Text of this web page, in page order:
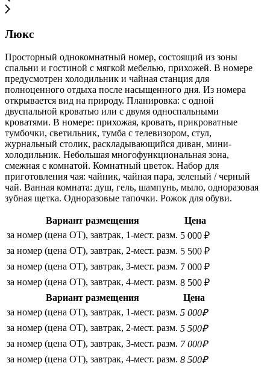
Люкс
Просторный однокомнатный номер, состоящий из зоны
спальни и гостиной с мягкой мебелью, прихожей. В номере
предусмотрен холодильник и чайная станция для
полноценного отдыха после насыщенного дня. Из номера
открывается вид на природу. Планировка: с одной
двуспальной кроватью или с двумя односпальными
кроватями. В номере: прихожая, кровать, прикроватные
тумбочки, светильник, тумба с телевизором, стул,
журнальный столик, раскладывающийся диван, мини-
холодильник. Небольшая многофункциональная зона,
смежная с комнатой. Комнатный цветок. Набор для
приготовления чая: чайник, чайная пара, зеленый / черный
чай. Ванная комната: душ, гель, шампунь, мыло, одноразовая
зубная щетка. Одноразовые тапочки. Рожок для обуви.
Вариант размещения
Цена
за номер (цена ОТ), завтрак, 1-мест. разм. 5 000 ₽
за номер (цена ОТ), завтрак, 2-мест. разм. 5 500 ₽
за номер (цена ОТ), завтрак, 3-мест. разм. 7 000 ₽
за номер (цена ОТ), завтрак, 4-мест. разм. 8 500 ₽
Вариант размещения
Цена
за номер (цена ОТ), завтрак, 1-мест. разм. 5 000₽
за номер (цена ОТ), завтрак, 2-мест. разм. 5 500₽
за номер (цена ОТ), завтрак, 3-мест. разм. 7 000₽
за номер (цена ОТ), завтрак, 4-мест. разм. 8 500₽